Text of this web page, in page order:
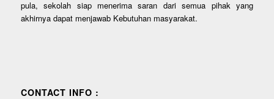
pula, sekolah siap menerima saran dari semua pihak yang
akhirnya dapat menjawab Kebutuhan masyarakat.
CONTACT INFO :